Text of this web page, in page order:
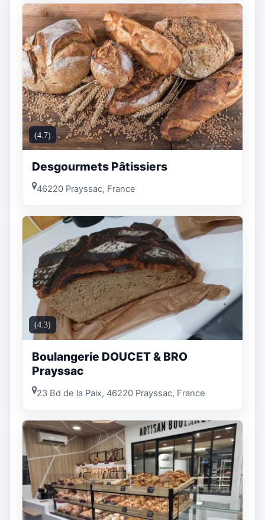
(4.7)
Desgourmets Pâtissiers
46220 Prayssac, France
(4.3)
Boulangerie DOUCET & BRO
Prayssac
23 Bd de la Paix, 46220 Prayssac, France